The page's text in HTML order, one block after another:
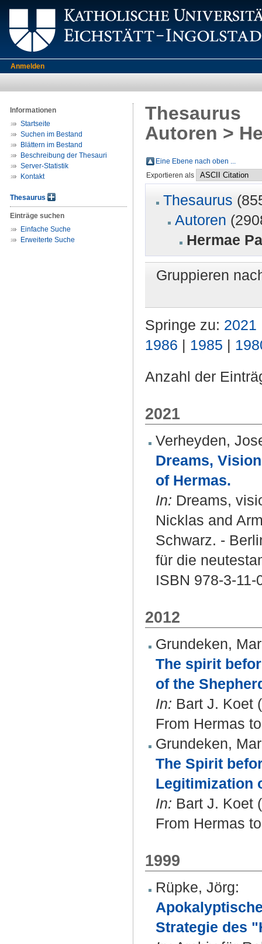
Anmelden
Informationen
Startseite
Suchen im Bestand
Blättern im Bestand
Beschreibung der Thesauri
Server-Statistik
Kontakt
Thesaurus
Einträge suchen
Einfache Suche
Erweiterte Suche
Thesaurus
Autoren >
Eine Ebene nach oben ...
Exportieren als
Thesaurus
Autoren
Hermae
Gruppieren
Springe zu: 2021
1986 | 1985 |
Anzahl der
2021
Verheyden,
Dreams,
of Hermas.
In: Dreams,
Nicklas and
Schwarz. -
für die
ISBN 978-3-11-
2012
Grundeken,
The spirit
of the
In: Bart J. Koet
From Hermas
Grundeken,
The Spirit
Legitimization
In: Bart J. Koet
From Hermas
1999
Rüpke, Jörg:
Strategie des